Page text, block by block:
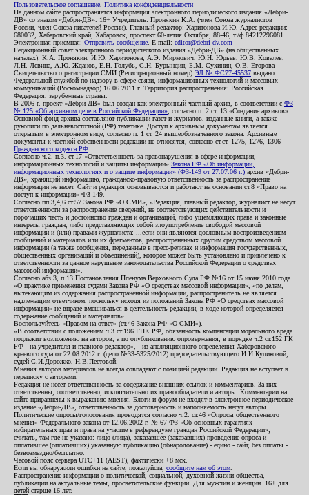
Пользовательское соглашение Политика конфиденциальности
На данном сайте распространяется информация электронного периодического издания «Дебри-
ДВ» со знаком «Дебри-ДВ». 16+ Учредитель: Пронякин К.А. (член Союза журналистов
России, член Союза писателей России). Главный редактор: Харитонова И.Ю. Адрес редакции:
680032, Хабаровский край, Хабаровск, проспект 60-летия Октября, 88-46, т./ф.84212296081.
Электронная приемная: Отправить сообщение . E-mail: editor@debri-dv.com
Редакционный совет электронного периодического издания «Дебри-ДВ» (на общественных
началах): К.А. Пронякин, И.Ю. Харитонова, А.Э. Мирмович, Ю.Н. Юрьев, Ю.В. Ковалев,
Л.Н. Левина, А.Ю. Жданов, Е.Н. Голубь, С.Н. Бурындин, Б.М. Сухинин, О.В. Егорова
Свидетельство о регистрации СМИ (Регистрационный номер) ЭЛ № ФС77-45537 выдано
Федеральной службой по надзору в сфере связи, информационных технологий и массовых
коммуникаций (Роскомнадзор) 16.06.2011 г. Территория распространения: Российская
Федерация, зарубежные страны.
В 2006 г. проект «Дебри-ДВ» был создан как электронный частный архив, в соответствии с ФЗ
№ 125 «Об архивном деле в Российской Федерации» , согласно п. 2 ст. 13 «Создание архивов».
Основной фонд архива составляют публикации газет и журналов, изданные книги, а также
рукописи по дальневосточной (РФ) тематике. Доступ к архивным документам является
открытым в электронном виде, согласно п. 1 ст. 24 вышеобозначенного закона. Архивные
документы к частной собственности редакции не относятся, согласно ст.ст. 1275, 1276, 1306
Гражданского кодекса РФ
Согласно ч.2. п.3. ст.17 «Ответственность за правонарушения в сфере информации,
информационных технологий и защиты информации» Закона РФ «Об информации,
информационных технологиях и о защите информации» (ФЗ-149 от 27.07.06 г.) архив «Дебри-
ДВ», хранящий информацию, гражданско-правовую ответственность за распространение
информации не несет. Сайт и редакция основываются и работают на основании ст.8 «Право на
доступ к информации» ФЗ-149.
Согласно пп.3,4,6 ст.57 Закона РФ «О СМИ», «Редакция, главный редактор, журналист не несут
ответственности за распространение сведений, не соответствующих действительности и
порочащих честь и достоинство граждан и организаций, либо ущемляющих права и законные
интересы граждан, либо представляющих собой злоупотребление свободой массовой
информации и (или) правами журналиста: ...если они являются дословным воспроизведением
сообщений и материалов или их фрагментов, распространенных другим средством массовой
информации (а также сообщения, переданные в пресс-релизах и информация государственных,
общественных организаций и объединений), которое может быть установлено и привлечено к
ответственности за данное нарушение законодательства Российской Федерации о средствах
массовой информации».
Согласно абз.3, п.13 Постановления Пленума Верховного Суда РФ №16 от 15 июня 2010 года
«О практике применения судами Закона РФ «О средствах массовой информации», «по делам,
вытекающим из содержания распространенной информации, распространитель не является
надлежащим ответчиком, поскольку исходя из положений Закона РФ «О средствах массовой
информации» не вправе вмешиваться в деятельность редакции, в ходе которой определяется
содержание сообщений и материалов».
Воспользуйтесь «Правом на ответ» (ст.46 Закона РФ «О СМИ»).
«В соответствии с положением ч.3 ст.196 ГПК РФ, обязанность компенсации морального вреда
подлежит возложению на авторов, а по опубликованию опровержения, в порядке ч.2 ст.152 ГК
РФ - на учредителя и главного редактор», - из апелляционного определения Хабаровского
краевого суда от 22.08.2012 г. (дело №33-5325/2012) председательствующего И.И.Куликовой,
судей С.И.Дорожко, Н.В.Пестовой.
Мнения авторов материалов не всегда совпадают с позицией редакции. Редакция не вступает в
переписку с авторами.
Редакция не несет ответственность за содержание внешних ссылок и комментариев. За них
ответственны, соответственно, исключительно их правообладатели и авторы. Комментарии на
сайте приравнены к выражению мнения. Блоги и форум не входят в электронное периодическое
издание «Дебри-ДВ», ответственность за достоверность и наполняемость несут авторы.
Политические опросы/голосования проводятся согласно ч.2. ст.46 «Опросы общественного
мнения» Федерального закона от 12.06.2002 г. № 67-ФЗ «Об основных гарантиях
избирательных прав и права на участие в референдуме граждан Российской Федерации»;
считать, там где не указано: лицо (лица), заказавшее (заказавших) проведение опроса и
оплатившее (оплативших) указанную публикацию (обнародование) - едино - сайт, без оплаты -
безвозмездно/бесплатно.
Часовой пояс сервера UTC+11 (AEST), фактически +8 мск.
Если вы обнаружили ошибки на сайте, пожалуйста, сообщите нам об этом
Распространение информации о политической, социальной, духовной жизни общества,
публикации на актуальные темы, просветительские функции. Для мужчин и женщин. 16+ для
детей старше 16 лет.